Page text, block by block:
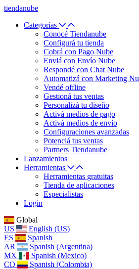
tiendanube
Categorías
Conocé Tiendanube
Configurá tu tienda
Cobrá con Pago Nube
Enviá con Envío Nube
Respondé con Chat Nube
Automatizá con Marketing
Vendé offline
Gestioná tus ventas
Personalizá tu diseño
Activá medios de pago
Activá medios de envío
Configuraciones avanzadas
Potenciá tus ventas
Partners Tiendanube
Lanzamientos
Herramientas
Herramientas gratuitas
Tienda de aplicaciones
Especialistas
Login
Global
US
English (US)
ES
Spanish
AR
Spanish (Argentina)
MX
Spanish (Mexico)
CO
Spanish (Colombia)